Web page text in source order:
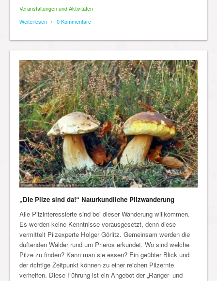
Veranstaltungen und Aktivitäten
Weiterlesen • 0 Kommentare
„Die Pilze sind da!“ Naturkundliche Pilzwanderung
Alle Pilzinteressierte sind bei dieser Wanderung willkommen.
Es werden keine Kenntnisse vorausgesetzt, denn diese
vermittelt Pilzexperte Holger Görlitz. Gemeinsam werden die
duftenden Wälder rund um Prieros erkundet. Wo sind welche
Pilze zu finden? Kann man sie essen? Ein geübter Blick und
der richtige Zeitpunkt können zu einer reichen Pilzernte
verhelfen. Diese Führung ist ein Angebot der „Ranger- und